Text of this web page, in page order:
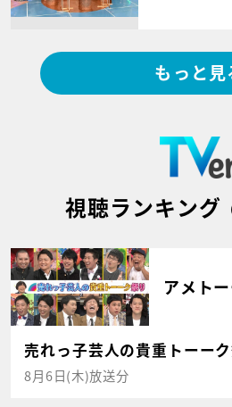
もっと見
視聴ランキング
アメト
売れっ子芸人の貴重トーー
8月6日(木)放送分